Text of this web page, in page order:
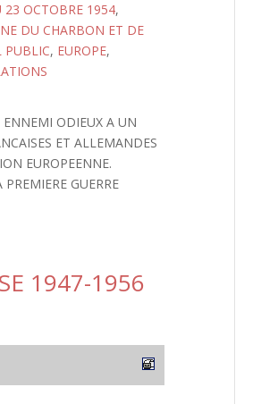
23 OCTOBRE 1954,
DU CHARBON ET DE
PUBLIC, EUROPE,
ENNEMI ODIEUX A UN
ET ALLEMANDES
EUROPEENNE.
GUERRE
1947-1956